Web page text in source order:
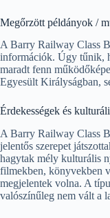
Megőrzött példányok /
A Barry Railway Class
információk. Úgy tűnik,
maradt fenn
Egyesült Királyságban,
Érdekességek és
A Barry Railway Class
jelentős szerepet
hagytak mély kulturális
filmekben, könyvekben
megjelentek volna. A
valószínűleg nem vált a